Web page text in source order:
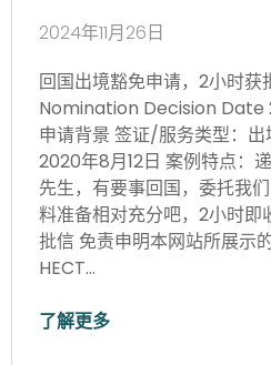
2024年11月26日
回国出境豁免申请，2小时获
Nomination Decision Date
申请背景 签证/服务类型：出
2020年8月12日 案例特点：
先生，有要事回国，委托我
料准备相对充分吧，2小时即
批信 免责申明本网站所展示
HECT…
了解更多